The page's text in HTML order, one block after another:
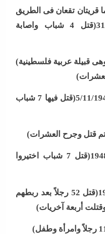
قريتان تقعان فى الطريق
بين عكا وصفد): 31/10/1948(قتل 4 شباب واصابة
قبيلة عربية فلسطينية)
)
مجزرة مجد الكروم : 5/11/1948(قتل فيها 7 شباب
)
مجزرة أم الشوف : 1948(قتل 7 شباب اختيروا
مجزرة الصفصاف : 1948(قتل 52 رجلاً بعد ربطهم
أربعة آخريات)
)